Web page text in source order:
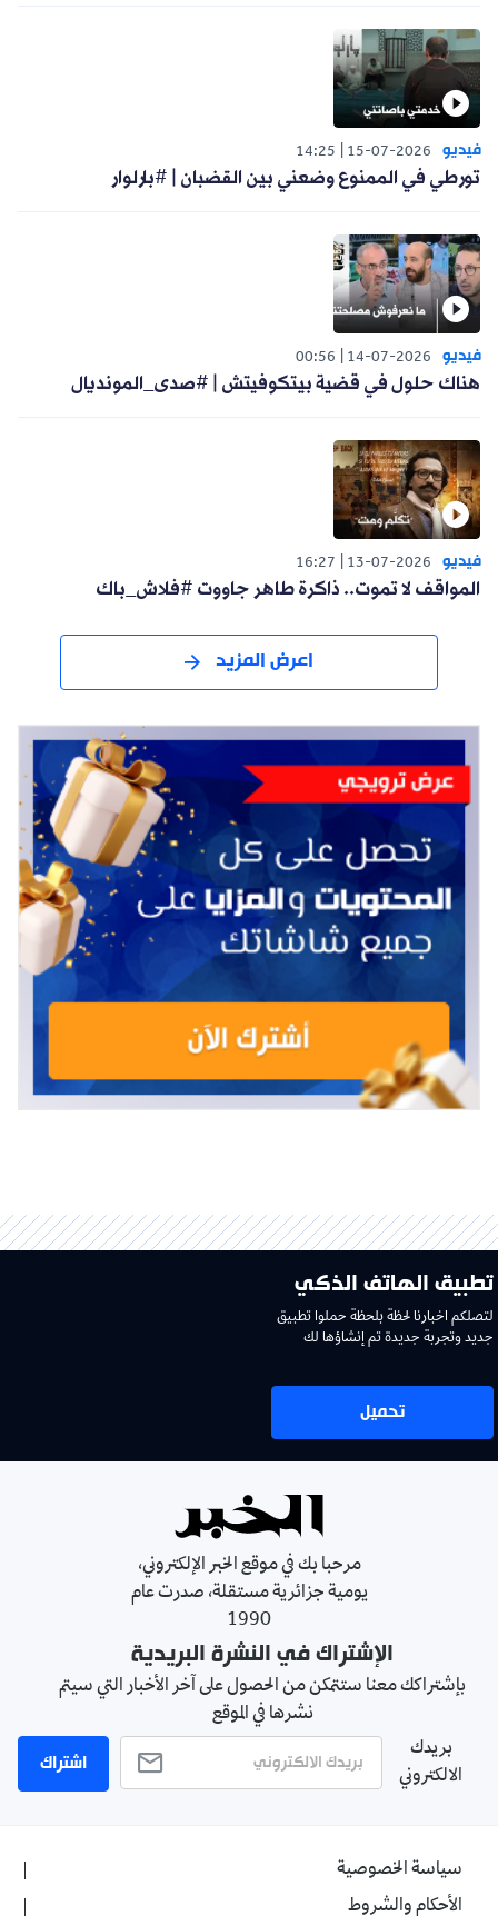
فيديو 15-07-2026
14:25
تورطي في الممنوع وضعني بين القضبان | #بارلوار
فيديو 14-07-2026
00:56
هناك حلول في قضية بيتكوفيتش | #صدى_المونديال
فيديو 13-07-2026
16:27
المواقف لا تموت.. ذاكرة طاهر جاووت #فلاش_باك
اعرض المزيد
تطبيق الهاتف الذكي
لتصلكم اخبارنا لحظة بلحظة حملوا تطبيق
جديد وتجربة جديدة تم إنشاؤها لك
تحميل
مرحبا بك في موقع الخبر الإلكتروني،
يومية جزائرية مستقلة، صدرت عام
1990
الإشتراك في النشرة البريدية
بإشتراكك معنا ستتمكن من الحصول على آخر الأخبار التي سيتم
نشرها في الموقع
بريدك
الالكتروني
اشتراك
سياسة الخصوصية
الأحكام والشروط